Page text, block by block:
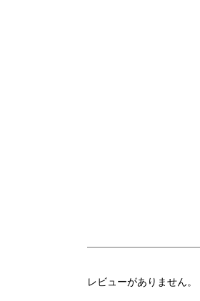
レビューがありません。